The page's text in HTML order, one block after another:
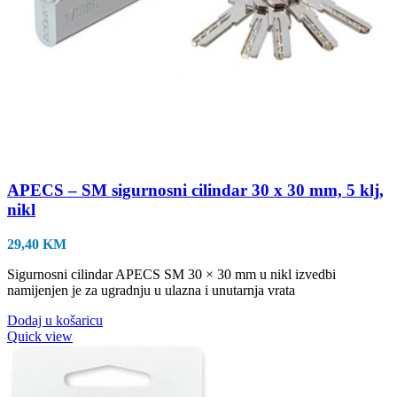
APECS – SM sigurnosni cilindar 30 x 30 mm, 5 klj,
nikl
29,40 KM
Sigurnosni cilindar APECS SM 30 × 30 mm u nikl izvedbi
namijenjen je za ugradnju u ulazna i unutarnja vrata
Dodaj u košaricu
Quick view